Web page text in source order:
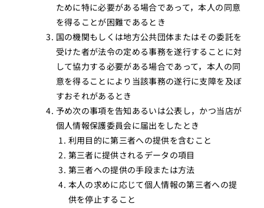
ために特に必要がある場合であって，本人の同意
を得ることが困難であるとき
国の機関もしくは地方公共団体またはその委託を
受けた者が法令の定める事務を遂行することに対
して協力する必要がある場合であって，本人の同
意を得ることにより当該事務の遂行に支障を及ぼ
すおそれがあるとき
予め次の事項を告知あるいは公表し，かつ当店が
個人情報保護委員会に届出をしたとき
利用目的に第三者への提供を含むこと
第三者に提供されるデータの項目
第三者への提供の手段または方法
本人の求めに応じて個人情報の第三者への提
供を停止すること